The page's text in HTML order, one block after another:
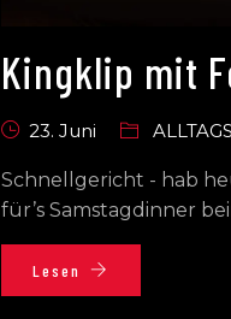
Kingklip mit
23. Juni
Schnellgericht - hab
für’s Samstagdinner
Lesen